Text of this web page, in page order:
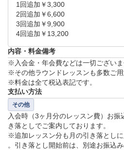
1回追加￥3,300
2回追加￥6,600
3回追加￥9,900
4回追加￥13,200
内容・料金備考
※入会金・年会費などは一切ございま
※その他ラウンドレッスンも多数ご用
※料金は全て税込表記です。
支払い方法
その他
入会時（3ヶ月分のレッスン費）お振
き落としでご案内しております。
※追加レッスン分も月の引き落とし
。引き落とし開始前は、別途お振込